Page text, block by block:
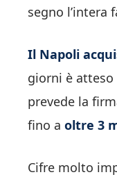
segno l’intera
Il Napoli
giorni è atteso
prevede la
fino a oltre 3
Cifre molto